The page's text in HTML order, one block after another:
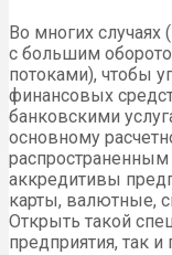
Во многих случаях
с большим
потоками), чтобы
финансовых
банковскими
основному
распространенным
аккредитивы
карты, валютные,
Открыть такой
предприятия, так и